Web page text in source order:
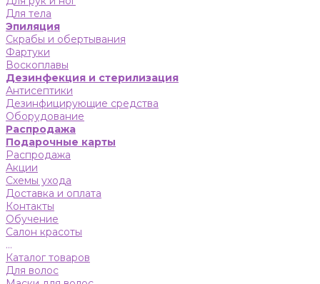
Для тела
Эпиляция
Скрабы и обертывания
Фартуки
Воскоплавы
Дезинфекция и стерилизация
Антисептики
Дезинфицирующие средства
Оборудование
Распродажа
Подарочные карты
Распродажа
Акции
Схемы ухода
Доставка и оплата
Контакты
Обучение
Салон красоты
...
Каталог товаров
Для волос